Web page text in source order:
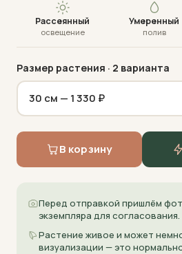
Рассеянный
освещение
Умеренный
полив
Размер растения · 2 варианта
В корзину
Перед отправкой пришлём
экземпляра для согласования.
Растение живое и может
визуализации — это